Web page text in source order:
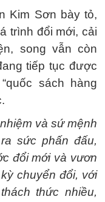
Kim Sơn bày tỏ,
trình đổi mới, cải
song vẫn còn
tiếp tục được
sách hàng
và sứ mệnh
sức phấn đấu,
đổi mới và vươn
chuyển đổi, với
thức nhiều,